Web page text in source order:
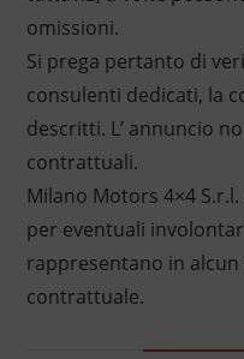
omissioni.
Si prega pertanto di
consulenti dedicati, la
descritti. L’ annuncio
contrattuali.
Milano Motors 4×4
per eventuali
rappresentano in
contrattuale.